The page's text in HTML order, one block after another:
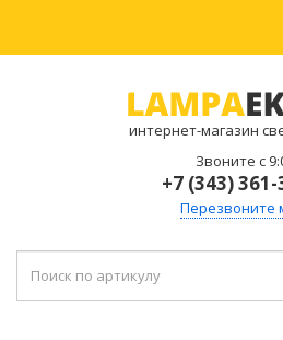
интернет-магазин
Звоните с
+7 (343)
Перезвоните